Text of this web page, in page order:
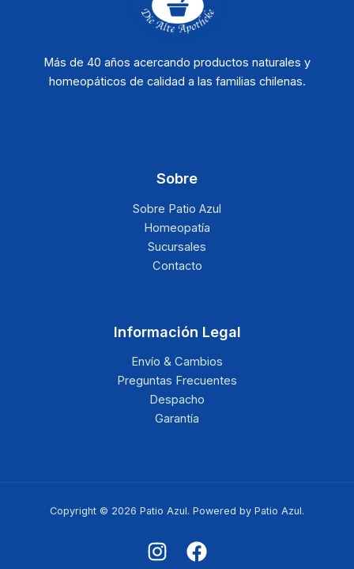
Más de 40 años acercando productos naturales y
homeopáticos de calidad a las familias chilenas.
Sobre
Sobre Patio Azul
Homeopatía
Sucursales
Contacto
Información Legal
Envío & Cambios
Preguntas Frecuentes
Despacho
Garantía
Copyright © 2026 Patio Azul. Powered by Patio Azul.